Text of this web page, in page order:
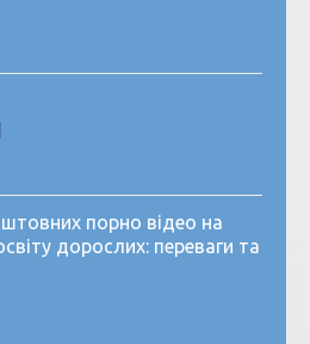
порно відео на
дорослих: переваги та